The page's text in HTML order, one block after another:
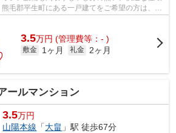
毛郡平生町にある一戸建てをご希望の方は、交
田布施周...
3.5万円 (管理費等：- )
敷金 1ヶ月 礼金 2ヶ月
ールマンション
3.5万円
山陽本線 「大畠 」駅 徒歩67分